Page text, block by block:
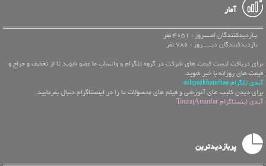
آمار
بـازدیدکنندگان امــــروز : 4051 نفر
بازدیدکنندگان دیـــــروز : 786 نفر
برای دریافت لیست قیمت های شرکت در گروه تلگرام و واتساپ ما عضو شوید تا از تخفیف و حراج و
قیمت های روزانه با خبر شوید.
آیدی تلگرام ashpazkhanehaa
برای دیدن کلیپ های آموزشی و فیلم های محصولات ما را در اینستاگرام دنبال بفرمایید.
آیدی اینستاگرام TourajAminfar
پربازدیدترین